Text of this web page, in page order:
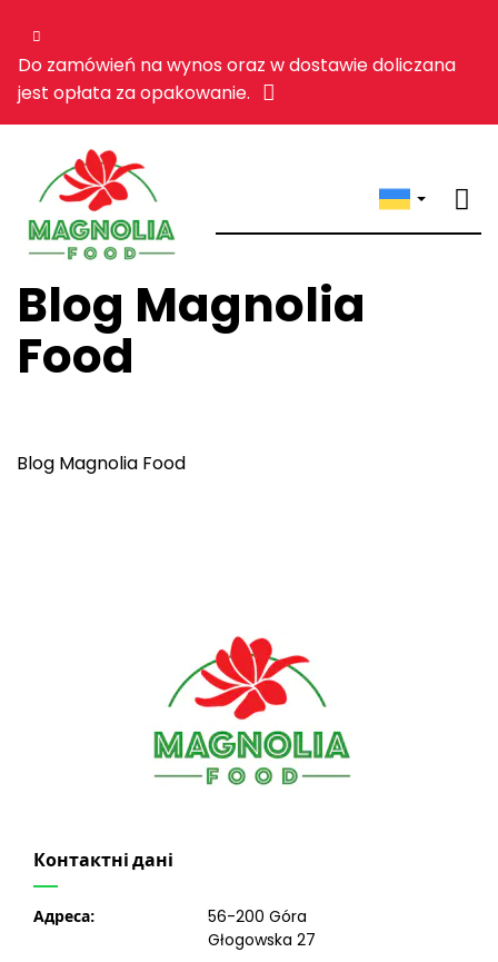
Do zamówień na wynos oraz w dostawie doliczana
jest opłata za opakowanie.
Blog Magnolia
Food
Blog Magnolia Food
Контактні дані
Адреса:
56-200 Góra
Głogowska 27